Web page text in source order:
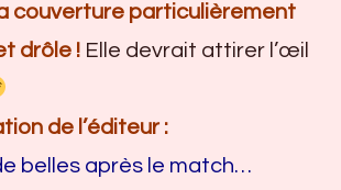
couverture particulièrement
drôle ! Elle devrait attirer l’œil
de l’éditeur :
belles après le match…